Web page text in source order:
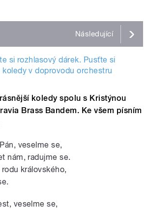
Následující
si rozhlasový dárek. Pusťte si
v doprovodu orchestru
koledy spolu s Kristýnou
Brass Bandem. Ke všem písním
veselme se,
nám, radujme se.
královského,
veselme se,